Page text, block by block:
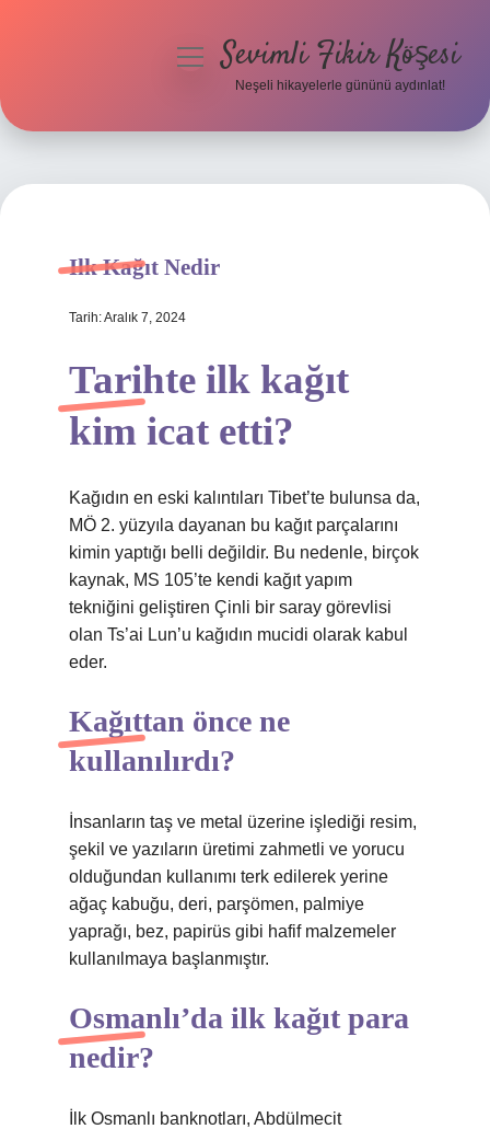
Hakkımızda
menüyüSevimli Fikir Köşesi
Neşeli hikayelerle gününü aydınlat!
Ilk Kağıt Nedir
Tarih: Aralık 7, 2024
Tarihte ilk kağıt
kim icat etti?
Kağıdın en eski kalıntıları Tibet’te bulunsa da,
MÖ 2. yüzyıla dayanan bu kağıt parçalarını
kimin yaptığı belli değildir. Bu nedenle, birçok
kaynak, MS 105’te kendi kağıt yapım
tekniğini geliştiren Çinli bir saray görevlisi
olan Ts’ai Lun’u kağıdın mucidi olarak kabul
eder.
Kağıttan önce ne
kullanılırdı?
İnsanların taş ve metal üzerine işlediği resim,
şekil ve yazıların üretimi zahmetli ve yorucu
olduğundan kullanımı terk edilerek yerine
ağaç kabuğu, deri, parşömen, palmiye
yaprağı, bez, papirüs gibi hafif malzemeler
kullanılmaya başlanmıştır.
Osmanlı’da ilk kağıt para
nedir?
İlk Osmanlı banknotları, Abdülmecit